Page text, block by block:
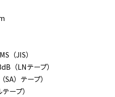
（JIS）
（LNテープ）
）テープ）
ープ）